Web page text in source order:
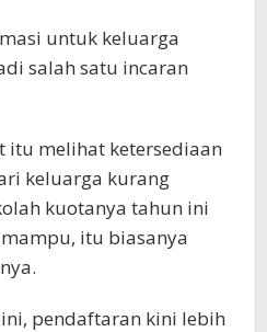
untuk keluarga
salah satu incaran
itu melihat ketersediaan
keluarga kurang
kuotanya tahun ini
itu biasanya
pendaftaran kini lebih